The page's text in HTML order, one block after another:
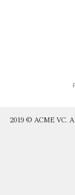
2019 © ACME VC.